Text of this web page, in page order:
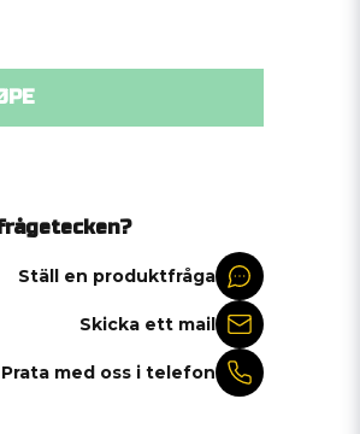
Ställ en produktfråga
Skicka ett mail
Prata med oss i telefon